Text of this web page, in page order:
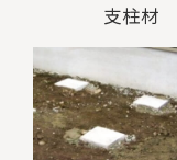
支柱材